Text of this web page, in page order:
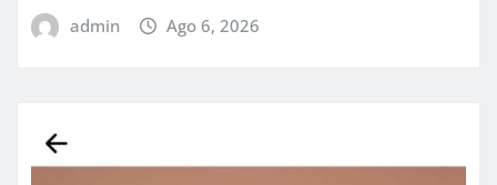
admin Ago 6, 2026